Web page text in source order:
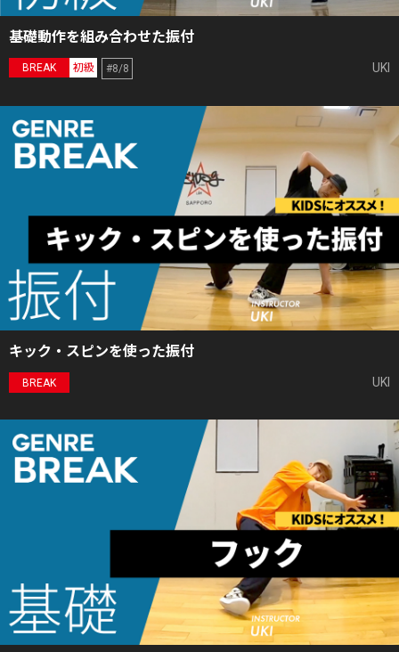
基礎動作を組み合わせた振付
BREAK 初級 #8/8 UKI
キック・スピンを使った振付
BREAK UKI